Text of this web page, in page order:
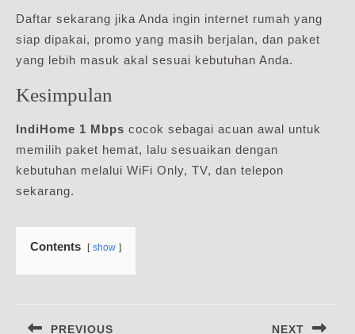
Daftar sekarang jika Anda ingin internet rumah yang
siap dipakai, promo yang masih berjalan, dan paket
yang lebih masuk akal sesuai kebutuhan Anda.
Kesimpulan
IndiHome 1 Mbps cocok sebagai acuan awal untuk
memilih paket hemat, lalu sesuaikan dengan
kebutuhan melalui WiFi Only, TV, dan telepon
sekarang.
Contents show
PREVIOUS NEXT